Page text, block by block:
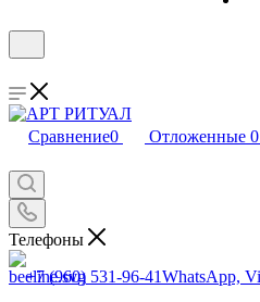
Сравнение0 Отложенные 0
Телефоны
+7 (960) 531-96-41WhatsApp,